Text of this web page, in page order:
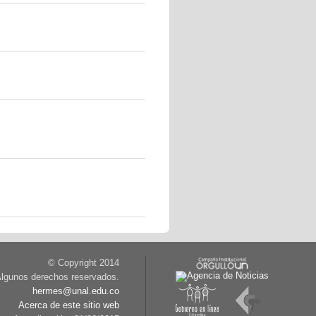
© Copyright 2014
derechos reservados.
hermes@unal.edu.co
Acerca de este sitio web